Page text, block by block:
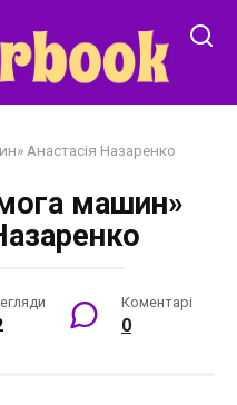
Анастасія Назаренко
машин»
Коментарі
0